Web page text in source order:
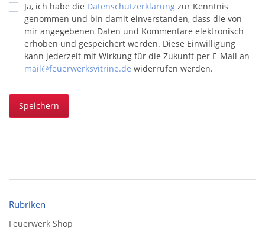
Ja, ich habe die Datenschutzerklärung zur Kenntnis
genommen und bin damit einverstanden, dass die von
mir angegebenen Daten und Kommentare elektronisch
erhoben und gespeichert werden. Diese Einwilligung
kann jederzeit mit Wirkung für die Zukunft per E-Mail an
mail@feuerwerksvitrine.de widerrufen werden.
Speichern
Rubriken
Feuerwerk Shop